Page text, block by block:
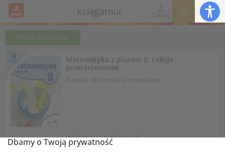
Księgarnia Zaloguj
Moje
GWO
Wróć do zakupów
Informacja o rabatach
Matematyka z plusem 8. Lekcje
powtórzeniowe
Autorka: Marzenna Grochowalska
Dbamy o Twoją prywatność